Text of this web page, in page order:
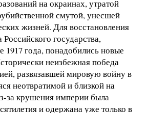
на окраинах, утратой
смутой, унесшей
жизней. Для восстановления
государства,
1917 года, понадобились новые
неизбежная победа
развязавшей мировую войну в
неотвратимой и близкой на
за крушения империи была
и одержана уже только в